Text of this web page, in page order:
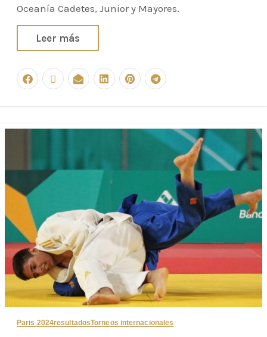
Oceanía Cadetes, Junior y Mayores.
Leer más
Paris 2024resultadosTorneos internacionales